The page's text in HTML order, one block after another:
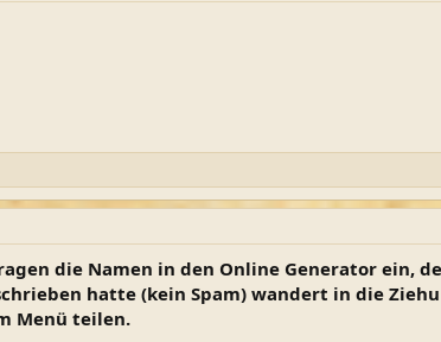
die Namen in den Online Generator ein,
hatte (kein Spam) wandert in die
Menü teilen.